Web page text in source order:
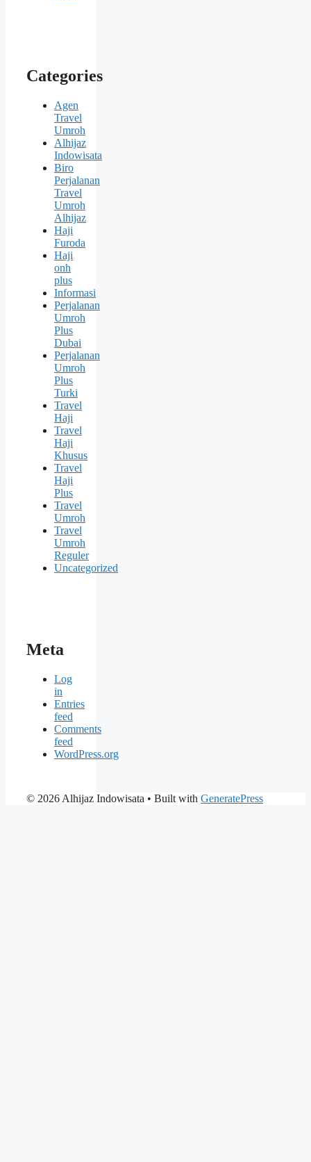
Categories
Agen
Travel
Umroh
Alhijaz
Indowisata
Biro
Perjalanan
Travel
Umroh
Alhijaz
Haji
Furoda
Haji
onh
plus
Informasi
Perjalanan
Umroh
Plus
Dubai
Perjalanan
Umroh
Plus
Turki
Travel
Haji
Travel
Haji
Khusus
Travel
Haji
Plus
Travel
Umroh
Travel
Umroh
Reguler
Uncategorized
Meta
Log
in
Entries
feed
Comments
feed
WordPress.org
© 2026 Alhijaz Indowisata • Built with GeneratePress